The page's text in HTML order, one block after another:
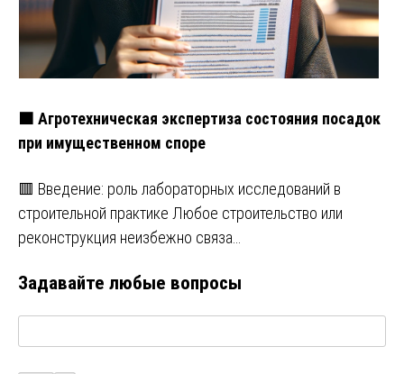
🟧 Агротехническая экспертиза состояния посадок
при имущественном споре
🟥 Введение: роль лабораторных исследований в
строительной практике Любое строительство или
реконструкция неизбежно связа…
Задавайте любые вопросы